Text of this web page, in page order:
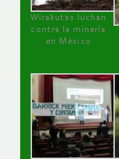
Wirakutas luchan
contra la minería
en México